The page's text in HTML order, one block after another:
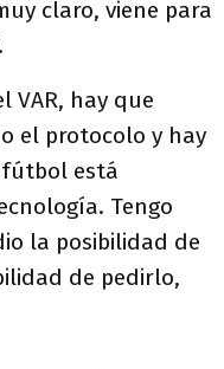
claro, viene para
VAR, hay que
el protocolo y hay
está
Tengo
la posibilidad de
de pedirlo,